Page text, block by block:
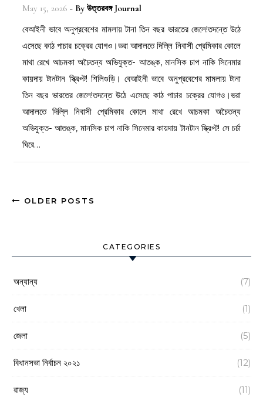
May 15, 2026 - By উত্তরবঙ্গ Journal
বেআইনী ভাবে অনুপ্রবেশের মামলায় টানা তিন বছর ভারতের জেলে!তদন্তে উঠে
এসেছে কাঠ পাচার চক্রের যোগও।ভরা আদালতে দিল্লি নিবাসী প্রেমিকার কোলে
মাথা রেখে আচমকা অচৈতন্য অভিযুক্ত- আতঙ্ক, মানসিক চাপ নাকি সিনেমার
কায়দায় টানটান স্ক্রিপ্ট! শিলিগুড়ি। বেআইনী ভাবে অনুপ্রবেশের মামলায় টানা
তিন বছর ভারতের জেলে!তদন্তে উঠে এসেছে কাঠ পাচার চক্রের যোগও।ভরা
আদালতে দিল্লি নিবাসী প্রেমিকার কোলে মাথা রেখে আচমকা অচৈতন্য
অভিযুক্ত- আতঙ্ক, মানসিক চাপ নাকি সিনেমার কায়দায় টানটান স্ক্রিপ্ট! সে চর্চা
ঘিরে…
OLDER POSTS
CATEGORIES
অন্যান্য (7)
খেলা (1)
জেলা (5)
বিধানসভা নির্বাচন ২০২১ (12)
রাজ্য (11)